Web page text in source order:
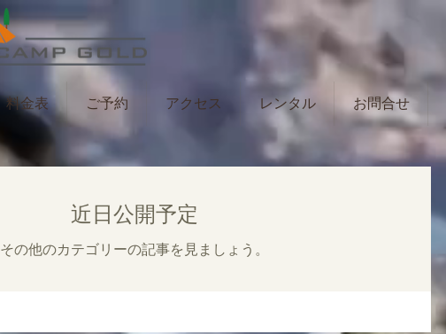
料金表 ご予約 アクセス レンタル お問合せ
近日公開予定
その他のカテゴリーの記事を見ましょう。